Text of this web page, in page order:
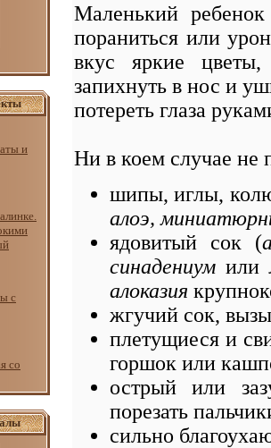
и
с
со
Маленький
пораниться или
вкус яркие
запихнуть в нос и
потереть глаза
Ни в коем случае не
шипы, иглы,
алоэ,
ядовитый сок (
синадениум или
алоказия
жгучий сок,
плетущиеся и
горшок или
острый или
порезать
сильно